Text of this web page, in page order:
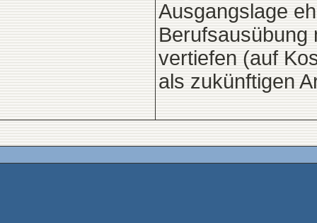
Ausgangslage
Berufsausübung
vertiefen (auf
als zukünftigen